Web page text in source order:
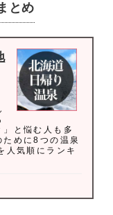
とめ
と悩む人も多
めに8つの温泉
人気順にランキ